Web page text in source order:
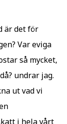
är det för
Var eviga
så mycket,
undrar jag.
ut vad vi
i hela vårt